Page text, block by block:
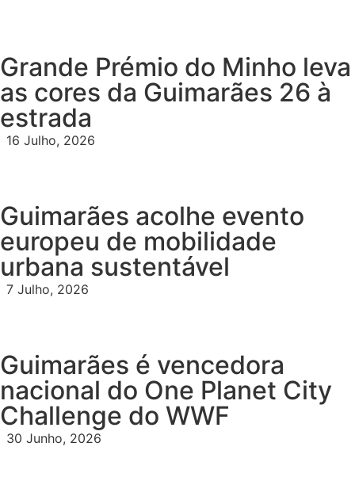
Grande Prémio do Minho leva
as cores da Guimarães 26 à
estrada
16 Julho, 2026
Guimarães acolhe evento
europeu de mobilidade
urbana sustentável
7 Julho, 2026
Guimarães é vencedora
nacional do One Planet City
Challenge do WWF
30 Junho, 2026